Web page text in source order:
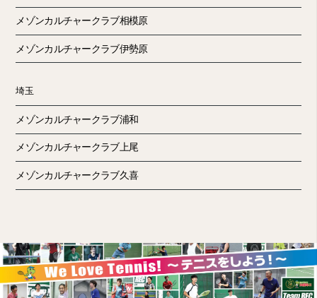
メゾンカルチャークラブ相模原
メゾンカルチャークラブ伊勢原
埼玉
メゾンカルチャークラブ浦和
メゾンカルチャークラブ上尾
メゾンカルチャークラブ久喜